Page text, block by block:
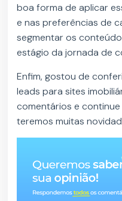
boa forma de aplicar
e nas preferências de
segmentar os
estágio da jornada de
Enfim, gostou de
leads para sites
comentários e
teremos muitas